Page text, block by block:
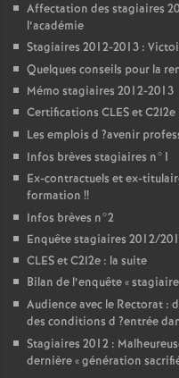
Affectation des stagiaires
l’académie
Stagiaires 2012-2013 :
Quelques conseils pour la
Mémo stagiaires 2012-2013
Certifications CLESet
Les emplois d ?avenir
Infos brèves stagiaires n°1
Ex-contractuels et ex-
formation !!
Infos brèves n°2
Enquête stagiaires 2012/
CLESet C2I2e : la suite
Bilan de l’enquête «
Audience avec le Rectorat :
des conditions d ?entrée
Stagiaires 2012 :
dernière «génération